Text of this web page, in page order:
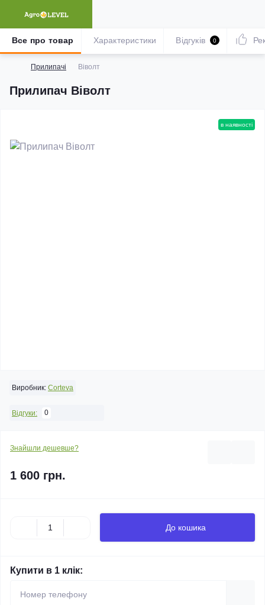
Прилипачі Віволт
Прилипач Віволт
Все про товар Характеристики Відгуків 0
в наявності
Виробник: Corteva
Відгуки: 0
Знайшли дешевше?
1 600 грн.
До кошика
Купити в 1 клік: